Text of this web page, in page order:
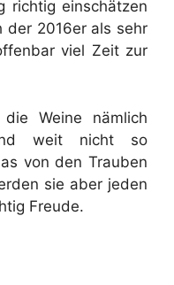
richtig einschätzen
der 2016er als sehr
viel Zeit zur
Weine nämlich
weit nicht so
von den Trauben
sie aber jeden
Freude.